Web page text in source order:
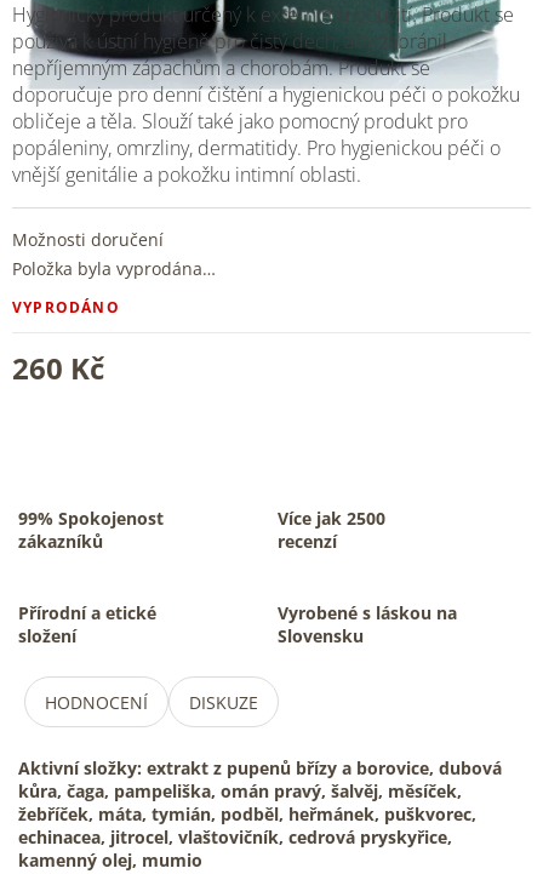
260 Kč
VYPRODÁNO
Možnosti doručení
Položka byla vyprodána…
Hygienický produkt určený k externímu použití. Produkt se
používá k ústní hygieně pro čistý dech, aby zabránil
nepříjemným zápachům a chorobám. Produkt se
doporučuje pro denní čištění a hygienickou péči o pokožku
obličeje a těla. Slouží také jako pomocný produkt pro
popáleniny, omrzliny, dermatitidy. Pro hygienickou péči o
vnější genitálie a pokožku intimní oblasti.
99% Spokojenost
zákazníků
Více jak 2500
recenzí
Přírodní a etické
složení
Vyrobené s láskou na
Slovensku
HODNOCENÍ DISKUZE
Aktivní složky: extrakt z pupenů břízy a borovice, dubová
kůra, čaga, pampeliška, omán pravý, šalvěj, měsíček,
žebříček, máta, tymián, podběl, heřmánek, puškvorec,
echinacea, jitrocel, vlaštovičník, cedrová pryskyřice,
kamenný olej, mumio